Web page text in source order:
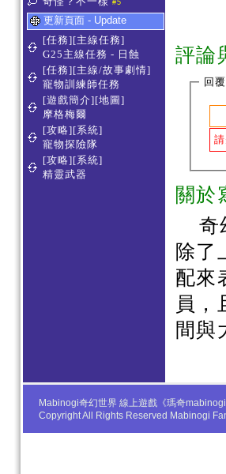
#5
更新頁面 - Update
[任務][主線任務]
G25主線任務 - 日蝕
[任務][主線/故事劇情]
寵物訓練師任務
[遊戲簡介][地圖]
摩格梅爾
[攻略][系統]
寵物探險隊
[攻略][系統]
精靈武器
評論
回
關於
奇
除了
配來
員，
間與
Mabinogi奇幻世界 線上遊戲《瑪奇
Copyright All Rights Reserved Mabinogi